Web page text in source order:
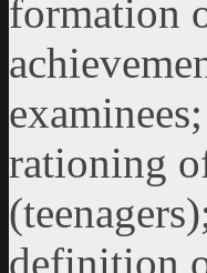
formation
rationing
definition